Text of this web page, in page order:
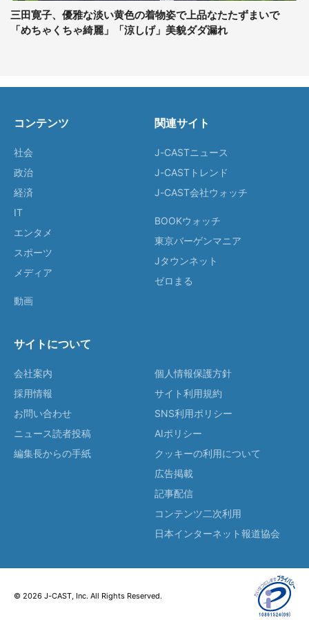
三田寛子、優雅な淡い黄色の着物姿で上品なたたずまいで
「めちゃくちゃ綺麗」「涼しげ」美貌ダダ漏れ
コンテンツ
社会
政治
経済
IT
エンタメ
スポーツ
メディア
動画
関連サイト
J-CASTニュース
J-CASTトレンド
J-CAST会社ウォッチ
BOOKウォッチ
東京バーゲンマニア
Jタウンネット
ゼロまる
サイトについて
会社案内
採用情報
お問い合わせ
ニュース読者投稿
編集長からの手紙
個人情報保護方針
サイト利用規約
SNS利用ポリシー
AIポリシー
クッキーの利用について
広告掲載
記事配信
コンテンツ二次利用
日本インターネット報道協会
© 2026 J-CAST, Inc. All Rights Reserved.